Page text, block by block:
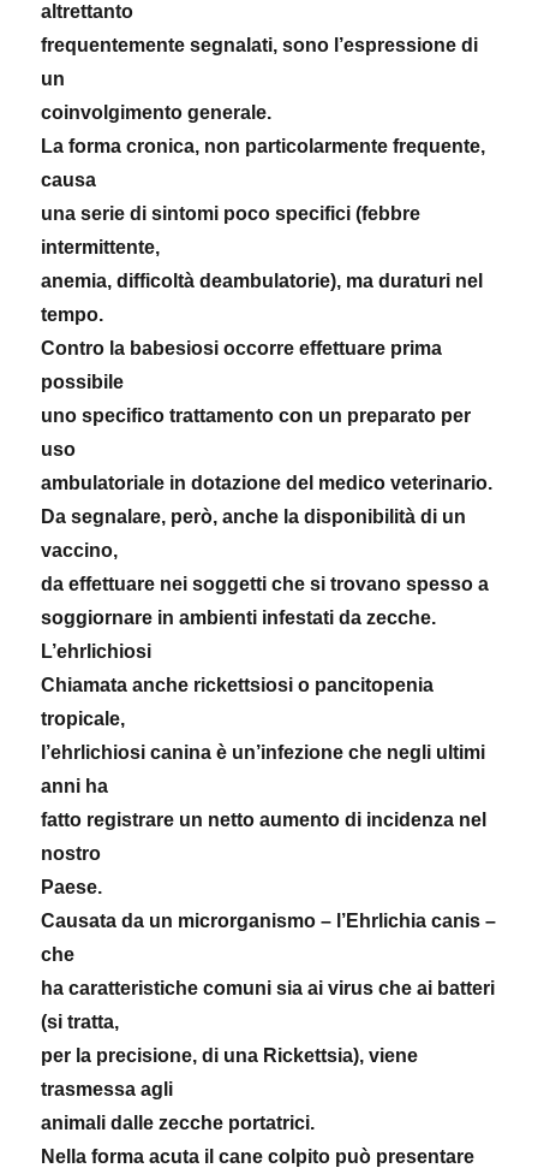
altrettanto
frequentemente segnalati, sono l’espressione di
un
coinvolgimento generale.
La forma cronica, non particolarmente frequente,
causa
una serie di sintomi poco specifici (febbre
intermittente,
anemia, difficoltà deambulatorie), ma duraturi nel
tempo.
Contro la babesiosi occorre effettuare prima
possibile
uno specifico trattamento con un preparato per
uso
ambulatoriale in dotazione del medico veterinario.
Da segnalare, però, anche la disponibilità di un
vaccino,
da effettuare nei soggetti che si trovano spesso a
soggiornare in ambienti infestati da zecche.
L’ehrlichiosi
Chiamata anche rickettsiosi o pancitopenia
tropicale,
l’ehrlichiosi canina è un’infezione che negli ultimi
anni ha
fatto registrare un netto aumento di incidenza nel
nostro
Paese.
Causata da un microrganismo – l’Ehrlichia canis –
che
ha caratteristiche comuni sia ai virus che ai batteri
(si tratta,
per la precisione, di una Rickettsia), viene
trasmessa agli
animali dalle zecche portatrici.
Nella forma acuta il cane colpito può presentare